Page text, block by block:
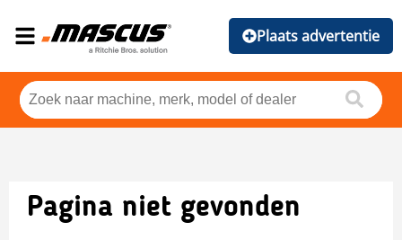
Plaats advertentie
Pagina niet gevonden